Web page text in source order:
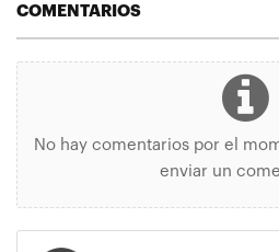
COMENTARIOS
No hay comentarios por el
enviar un